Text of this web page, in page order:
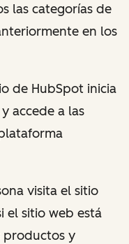
las categorías de
en los
de HubSpot inicia
accede a las
visita el sitio
el sitio web está
productos y